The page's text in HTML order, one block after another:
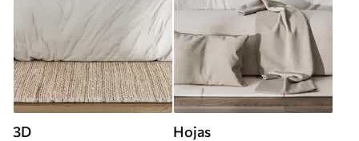
3D Hojas